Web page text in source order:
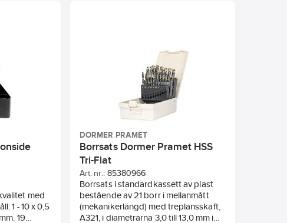
med
1 - 10 x 0,5
19
DORMER PRAMET
Borrsats Dormer Pramet HSS
Tri-Flat
Art. nr.: 85380966
Borrsats i standardkassett av plast
bestående av 21 borr i mellanmått
(mekanikerlängd) med treplansskaft,
A321, i diametrarna 3,0 till 13,0 mm i